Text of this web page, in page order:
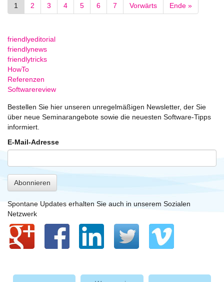
1 2 3 4 5 6 7 Vorwärts Ende »
friendlyeditorial
friendlynews
friendlytricks
HowTo
Referenzen
Softwarereview
Bestellen Sie hier unseren unregelmäßigen Newsletter, der Sie
über neue Seminarangebote sowie die neuesten Software-Tipps
informiert.
E-Mail-Adresse
Abonnieren
Spontane Updates erhalten Sie auch in unserem Sozialen
Netzwerk